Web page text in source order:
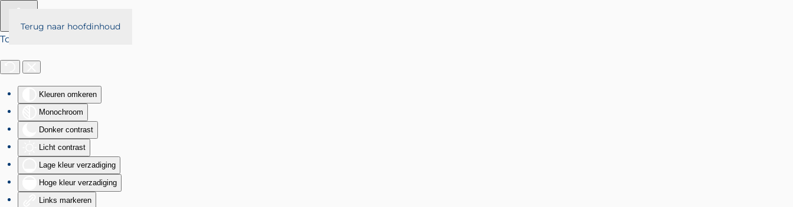
Toegankelijkheid
Kleuren omkeren
Monochroom
Donker contrast
Licht contrast
Lage kleur verzadiging
Hoge kleur verzadiging
Links markeren
Terug naar hoofdinhoud